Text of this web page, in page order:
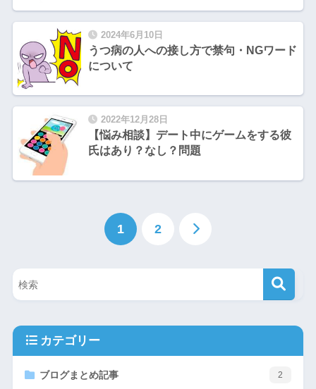
2024年6月10日
うつ病の人への接し方で禁句・NGワード
について
2022年12月28日
【悩み相談】デート中にゲームをする彼
氏はあり？なし？問題
1 2
カテゴリー
ブログまとめ記事 2